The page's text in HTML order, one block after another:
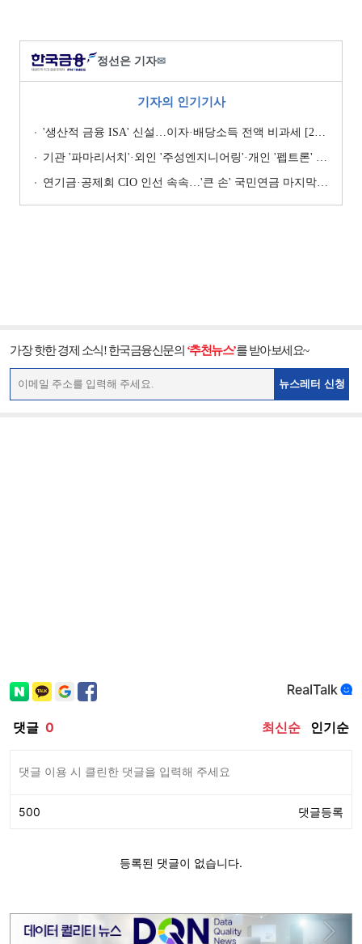
정선은 기자✉
기자의 인기기사
'생산적 금융 ISA' 신설…이자·배당소득 전액 비과세 [2026 세제개편안]
기관 '파마리서치'·외인 '주성엔지니어링'·개인 '펩트론' 1위 [주간 코스닥 순매수- 2026년 7월27일~7월31일]
연기금·공제회 CIO 인선 속속…'큰 손' 국민연금 마지막 타자
가장 핫한 경제 소식! 한국금융신문의 ‘추천뉴스’를 받아보세요~
뉴스레터 신청